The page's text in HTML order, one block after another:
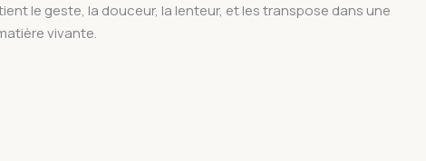
le geste, la douceur, la lenteur, et les transpose dans une
vivante.